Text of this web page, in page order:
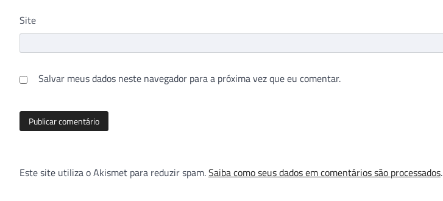
Site
Salvar meus dados neste navegador para a próxima vez que eu comentar.
Este site utiliza o Akismet para reduzir spam.Saiba como seus dados em comentários são processados.